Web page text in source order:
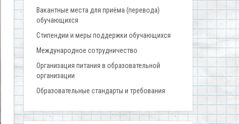
Вакантные места для приёма (перевода)
обучающихся
Стипендии и меры поддержки обучающихся
Международное сотрудничество
Организация питания в образовательной
организации
Образовательные стандарты и требования